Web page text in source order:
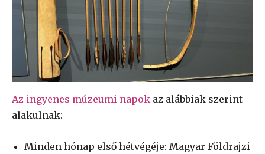
Az ingyenes múzeumi napok az alábbiak szerint
alakulnak:
Minden hónap első hétvégéje: Magyar Földrajzi